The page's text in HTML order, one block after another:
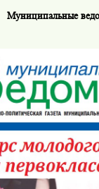
Муниципальные